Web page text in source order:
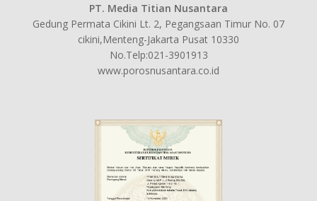
PT. Media Titian Nusantara
Gedung Permata Cikini Lt. 2, Pegangsaan Timur No. 07
cikini,Menteng-Jakarta Pusat 10330
No.Telp:021-3901913
www.porosnusantara.co.id